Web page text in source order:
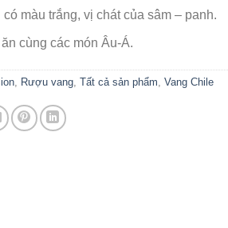
màu trắng, vị chát của sâm – panh.
cùng các món Âu-Á.
Rượu vang Tất cả sản phẩm Vang Chile